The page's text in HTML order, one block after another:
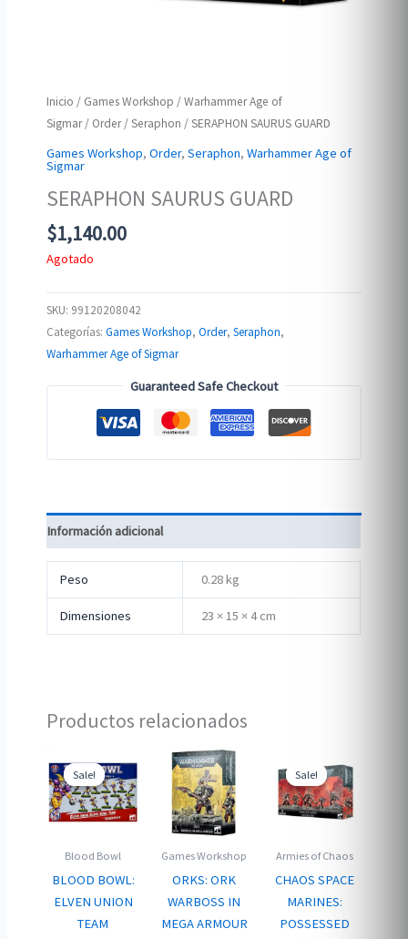
Inicio / Games Workshop /Warhammer Age of
Sigmar/ Order/Seraphon / SERAPHON SAURUS GUARD
Games Workshop,Order,Seraphon,Warhammer Age of
Sigmar
SERAPHON SAURUS GUARD
$1,140.00
Agotado
SKU: 99120208042
Categorías:Games Workshop,Order,Seraphon,
Warhammer Age of Sigmar
Guaranteed Safe Checkout
Información adicional
Peso 0.28 kg
Dimensiones 23 × 15 × 4 cm
Productos relacionados
Sale!
Sale!
Blood Bowl
BLOOD BOWL:
ELVEN UNION
TEAM
Games Workshop
ORKS: ORK
WARBOSS IN
MEGA ARMOUR
Sale!
Sale!
Armies of Chaos
CHAOS SPACE
MARINES:
POSSESSED